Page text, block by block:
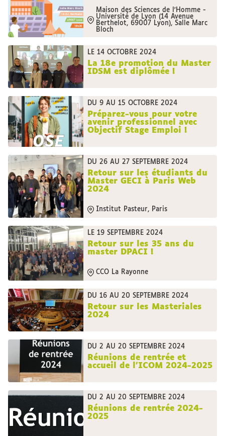
Maison des Sciences de l'Homme -
Université de Lyon (14 Avenue
Berthelot, 69007 Lyon), Salle Marc
Bloch
LE 14 OCTOBRE 2024
La 18e promotion du Master
IDSM est diplômée !
DU 9 AU 15 OCTOBRE 2024
Préparez-vous pour votre
avenir professionnel avec
Objectif Stage Emploi !
DU 26 AU 27 SEPTEMBRE 2024
Retour sur les étudiants du
Master GECI à Paris Web
2024
Institut Pasteur, Paris
LE 19 SEPTEMBRE 2024
Retour sur les 35 ans du
master DPACI !
CCO La Rayonne
DU 16 AU 20 SEPTEMBRE 2024
Retour sur les Masteriales
2024
DU 2 AU 20 SEPTEMBRE 2024
Réunions de rentrée et
accueil de l'ICOM 2024-2025
DU 2 AU 20 SEPTEMBRE 2024
Réunions de rentrée 2024-
2025